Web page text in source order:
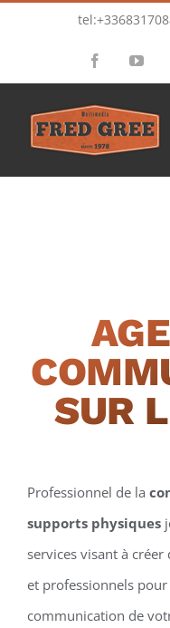
Facebook
SUR
Professionnel de la
supports physiques
services visant à
et professionnels
communication de